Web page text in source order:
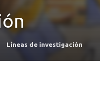
Líneas de investigación